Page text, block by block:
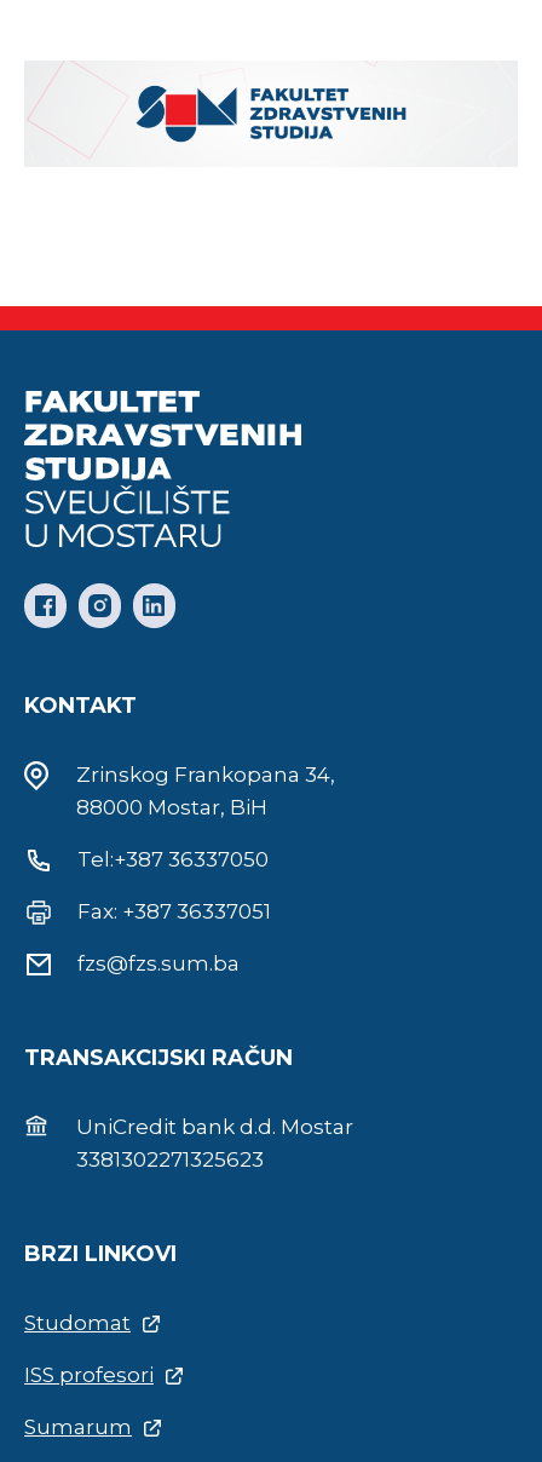
KONTAKT
Zrinskog Frankopana 34,
88000 Mostar, BiH
Tel:+387 36337050
Fax: +387 36337051
fzs@fzs.sum.ba
TRANSAKCIJSKI RAČUN
UniCredit bank d.d. Mostar
3381302271325623
BRZI LINKOVI
Studomat
ISS profesori
Sumarum